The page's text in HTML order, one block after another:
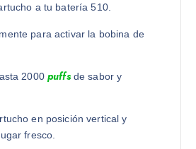
a tu batería 510.
para activar la bobina de
2000 puffsde sabor y
en posición vertical y
fresco.